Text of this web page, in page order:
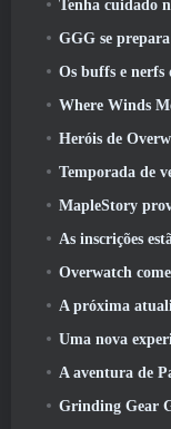
Tenha cuidado no
GGG se prepara para mover o
Os buffs e nerfs
Where Winds Meet anuncia
Heróis de Overwatch
Temporada de
MapleStory
As inscrições estão em
Overwatch
A próxima atualização
Uma nova
A aventura de Palia
Grinding Gear Games